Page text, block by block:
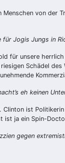
von der
für Jogis Jungs in
für unsere
Schädel
eh keinen
ist
ja ein Spin-
gegen